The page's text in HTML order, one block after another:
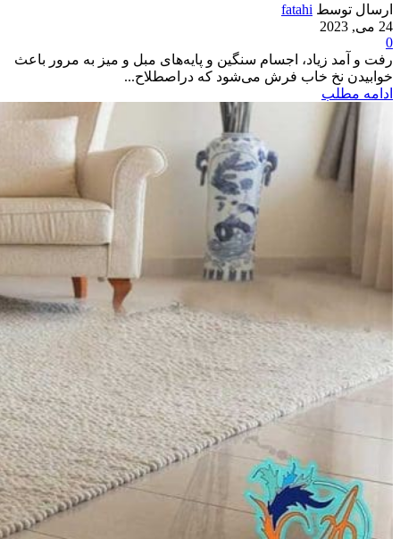
ارسال توسط fatahi
24 می, 2023
0
رفت و آمد زیاد، اجسام سنگین و پایه‌های مبل و میز به ‌مرور باعث
خوابیدن نخ خاب فرش می‌شود که دراصطلاح...
ادامه مطلب